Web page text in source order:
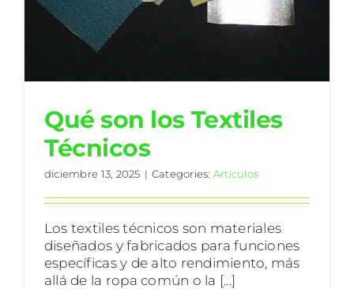
Qué son los Textiles
Técnicos
diciembre 13, 2025 | Categories: Artículos
Los textiles técnicos son materiales
diseñados y fabricados para funciones
específicas y de alto rendimiento, más
allá de la ropa común o la [...]